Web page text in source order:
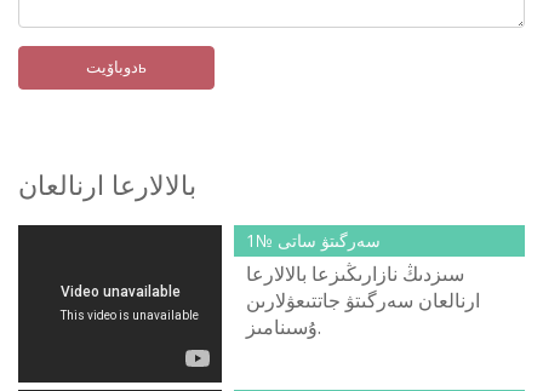
دوباۆيتь
بالالارعا ارنالعان
سەرگىتۋ ساتى №1
سىزدىڭ نازارىڭىزعا بالالارعا
ارنالعان سەرگىتۋ جاتتىعۋلارىن
ۇسىنامىز.